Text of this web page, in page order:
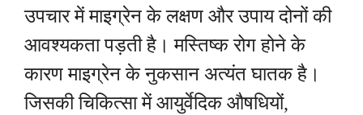
उपचार में माइग्रेन के लक्षण और उपाय दोनों की
आवश्यकता पड़ती है। मस्तिष्क रोग होने के
कारण माइग्रेन के नुकसान अत्यंत घातक है।
जिसकी चिकित्सा में आयुर्वेदिक औषधियों,